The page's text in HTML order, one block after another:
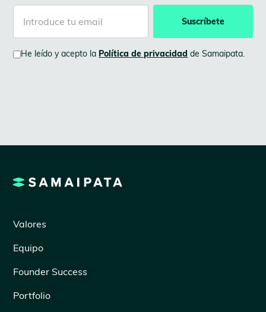
He leído y acepto la Política de privacidad de Samaipata.
Valores
Equipo
Founder Success
Portfolio